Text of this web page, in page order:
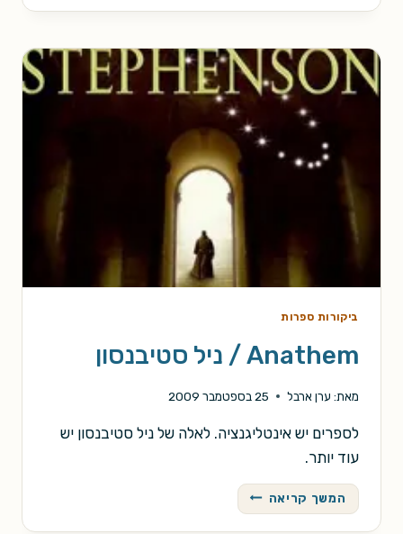
/
סוייר
ביקורות ספרות
Anathem / ניל סטיבנסון
מאת: ערן ארבל 25 בספטמבר 2009
לספרים יש אינטליגנציה. לאלה של ניל סטיבנסון יש
עוד יותר.
המשך קריאה ANATHEM
/